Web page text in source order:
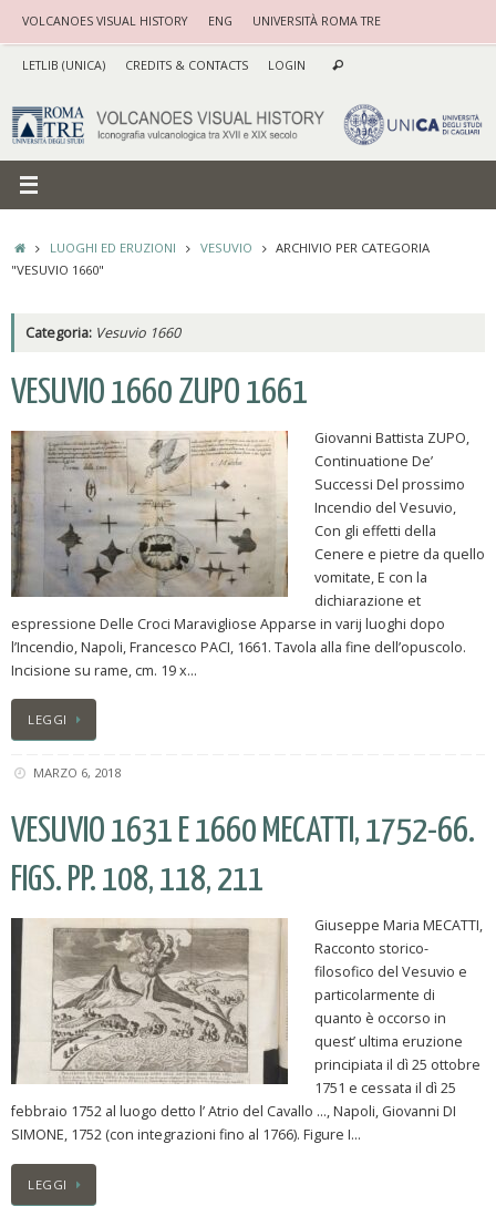
contenuto
VOLCANOES VISUAL HISTORY ENG UNIVERSITÀ ROMA TRE
LETLIB (UNICA) CREDITS & CONTACTS LOGIN Cerca
HOMELUOGHI ED ERUZIONI VESUVIO
ARCHIVIO PER CATEGORIA
"VESUVIO 1660"
Categoria: Vesuvio 1660
VESUVIO 1660 ZUPO 1661
Giovanni Battista ZUPO,
Continuatione De’
Successi Del prossimo
Incendio del Vesuvio,
Con gli effetti della
Cenere e pietre da quello
vomitate, E con la
dichiarazione et
espressione Delle Croci Maravigliose Apparse in varij luoghi dopo
l’Incendio, Napoli, Francesco PACI, 1661. Tavola alla fine dell’opuscolo.
Incisione su rame, cm. 19 x…
LEGGI
MARZO 6, 2018
VESUVIO 1631 E 1660 MECATTI, 1752-66.
FIGS. PP. 108, 118, 211
Giuseppe Maria MECATTI,
Racconto storico-
filosofico del Vesuvio e
particolarmente di
quanto è occorso in
quest’ ultima eruzione
principiata il dì 25 ottobre
1751 e cessata il dì 25
febbraio 1752 al luogo detto l’ Atrio del Cavallo …, Napoli, Giovanni DI
SIMONE, 1752 (con integrazioni fino al 1766). Figure I…
LEGGI